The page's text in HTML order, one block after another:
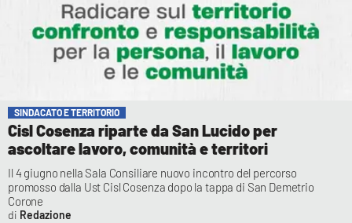
SINDACATO E TERRITORIO
Cisl Cosenza riparte da San Lucido per
ascoltare lavoro, comunità e territori
Il 4 giugno nella Sala Consiliare nuovo incontro del percorso
promosso dalla Ust Cisl Cosenza dopo la tappa di San Demetrio
Corone
Redazione